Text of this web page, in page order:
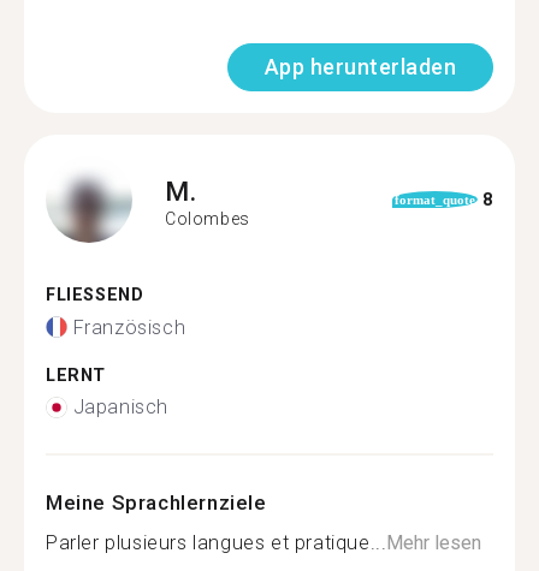
App herunterladen
M.
Colombes
format_quote 8
FLIESSEND
Französisch
LERNT
Japanisch
Meine Sprachlernziele
Parler plusieurs langues et pratique...Mehr lesen